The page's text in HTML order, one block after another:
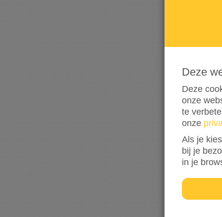
Deze
Deze
onze
te
onze
Als je
bij je
in je